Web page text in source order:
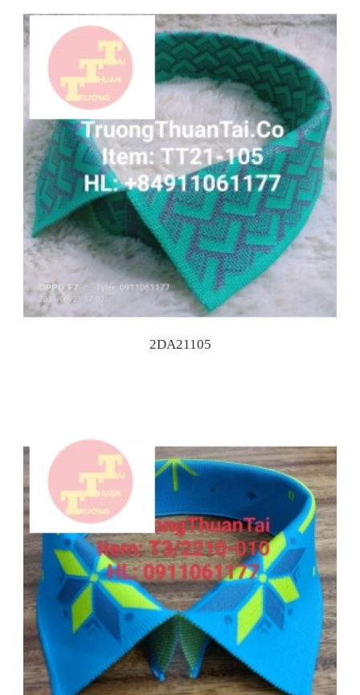
2DA21105